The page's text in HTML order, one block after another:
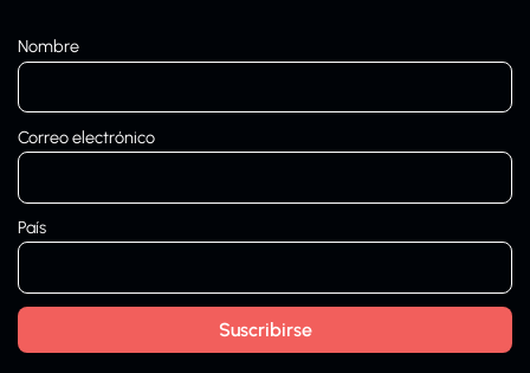
Nombre
Correo electrónico
País